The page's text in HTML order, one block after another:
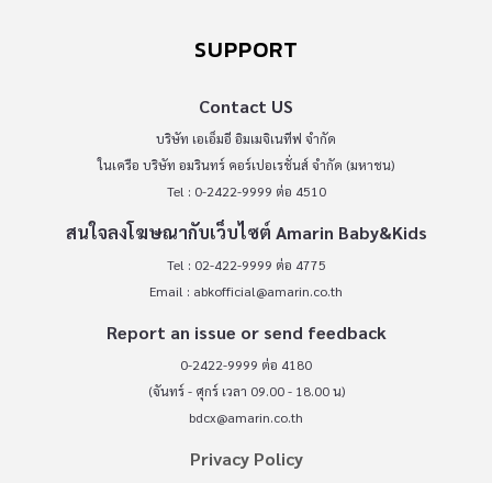
SUPPORT
Contact US
บริษัท เอเอ็มอี อิมเมจิเนทีฟ จำกัด
ในเครือ บริษัท อมรินทร์ คอร์เปอเรชั่นส์ จำกัด (มหาชน)
Tel : 0-2422-9999 ต่อ 4510
สนใจลงโฆษณากับเว็บไซต์ Amarin Baby&Kids
Tel : 02-422-9999 ต่อ 4775
Email : abkofficial@amarin.co.th
Report an issue or send feedback
0-2422-9999 ต่อ 4180
(จันทร์ - ศุกร์ เวลา 09.00 - 18.00 น)
bdcx@amarin.co.th
Privacy Policy